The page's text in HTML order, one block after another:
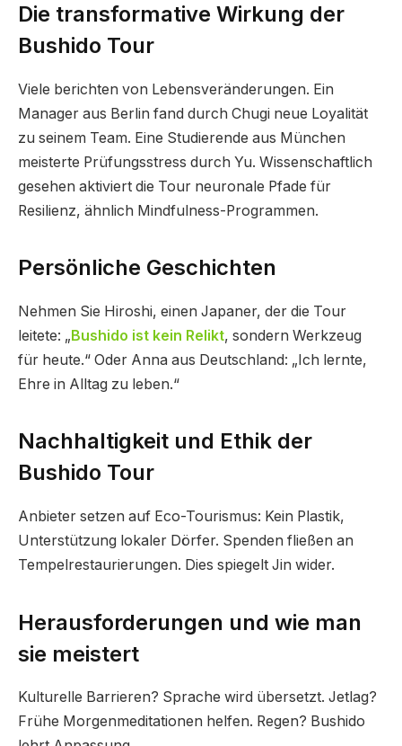
Die transformative Wirkung der
Bushido Tour
Viele berichten von Lebensveränderungen. Ein
Manager aus Berlin fand durch Chugi neue Loyalität
zu seinem Team. Eine Studierende aus München
meisterte Prüfungsstress durch Yu. Wissenschaftlich
gesehen aktiviert die Tour neuronale Pfade für
Resilienz, ähnlich Mindfulness-Programmen.
Persönliche Geschichten
Nehmen Sie Hiroshi, einen Japaner, der die Tour
leitete: „Bushido ist kein Relikt, sondern Werkzeug
für heute.“ Oder Anna aus Deutschland: „Ich lernte,
Ehre in Alltag zu leben.“
Nachhaltigkeit und Ethik der
Bushido Tour
Anbieter setzen auf Eco-Tourismus: Kein Plastik,
Unterstützung lokaler Dörfer. Spenden fließen an
Tempelrestaurierungen. Dies spiegelt Jin wider.
Herausforderungen und wie man
sie meistert
Kulturelle Barrieren? Sprache wird übersetzt. Jetlag?
Frühe Morgenmeditationen helfen. Regen? Bushido